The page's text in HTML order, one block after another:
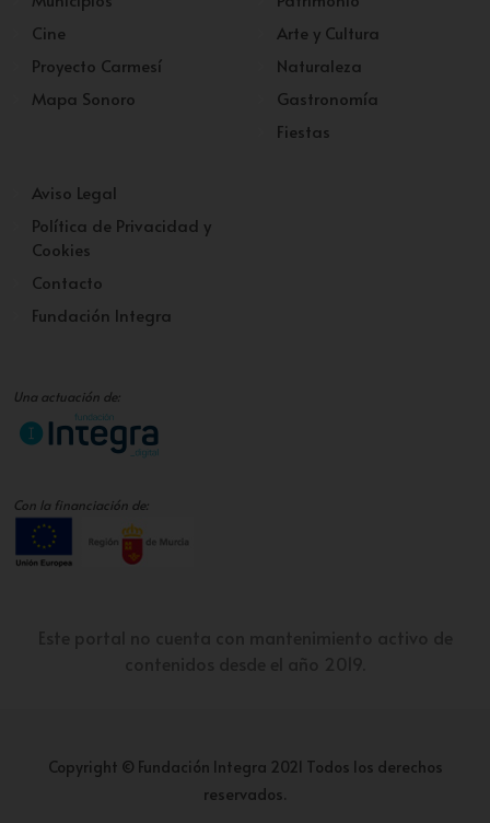
Cine
Proyecto Carmesí
Mapa Sonoro
Arte y Cultura
Naturaleza
Gastronomía
Fiestas
Aviso Legal
Política de Privacidad y
Cookies
Contacto
Fundación Integra
Una actuación de:
Con la financiación de:
Copyright © Fundación Integra 2021 Todos los derechos
reservados.